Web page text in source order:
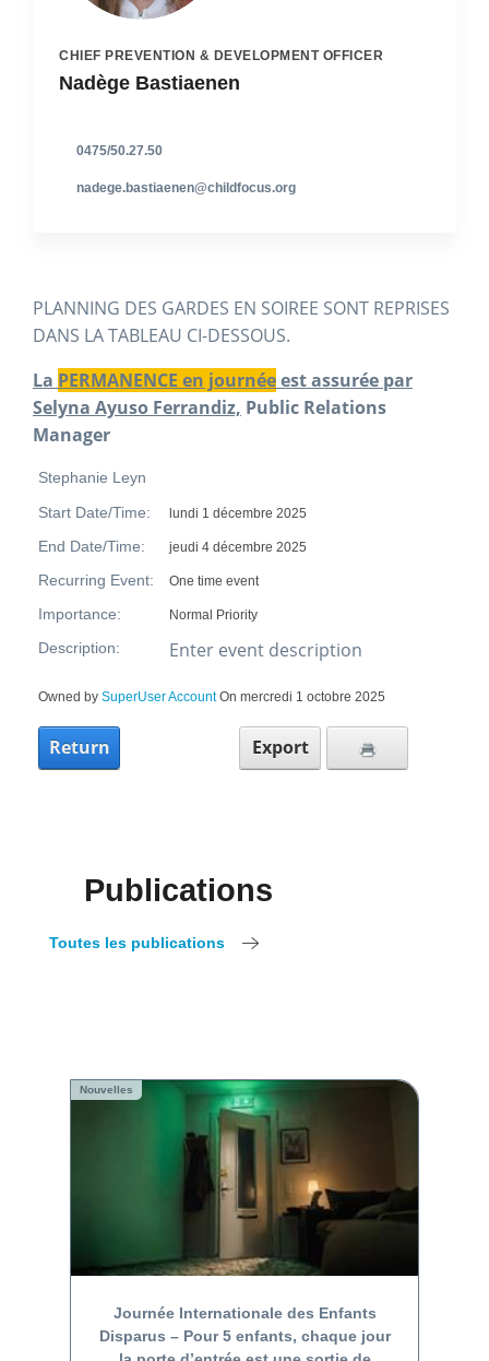
CHIEF PREVENTION & DEVELOPMENT OFFICER
Nadège Bastiaenen
0475/50.27.50
nadege.bastiaenen@childfocus.org
PLANNING DES GARDES EN SOIREE SONT REPRISES
DANS LA TABLEAU CI-DESSOUS.
La PERMANENCE en journéeest assurée par
Selyna Ayuso Ferrandiz, Public Relations
Manager
Stephanie Leyn
Start Date/Time: lundi 1 décembre 2025
End Date/Time: jeudi 4 décembre 2025
Recurring Event: One time event
Importance: Normal Priority
Description: Enter event description
Owned by SuperUser AccountOn mercredi 1 octobre 2025
Return Export
Publications
Toutes les publications
Nouvelles
Journée Internationale des Enfants
Disparus – Pour 5 enfants, chaque jour